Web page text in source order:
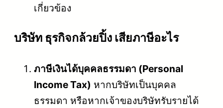
เกี่ยวข้อง
บริษัท ธุรกิจกล้วยปิ้ง เสียภาษีอะไร
ภาษีเงินได้บุคคลธรรมดา (Personal
Income Tax) หากบริษัทเป็นบุคคล
ธรรมดา หรือหากเจ้าของบริษัทรับรายได้